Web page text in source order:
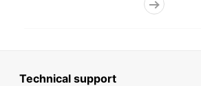
Technical support